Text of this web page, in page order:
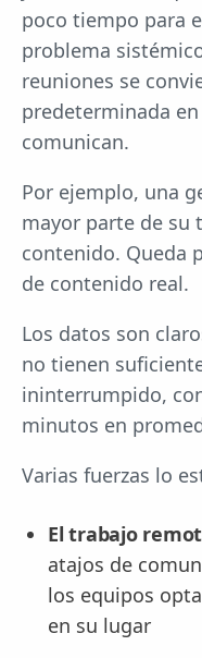
poco tiempo para
problema
reuniones se
predeterminada
comunican.
Por ejemplo, una
mayor parte de su
contenido. Queda
de contenido real.
Los datos son
no tienen
ininterrumpido,
minutos en
Varias fuerzas lo
El trabajo
atajos de
los equipos
en su lugar